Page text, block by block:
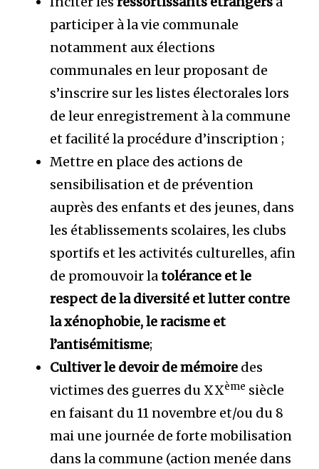
participer à la vie communale
notamment aux élections
communales en leur proposant de
s’inscrire sur les listes électorales lors
de leur enregistrement à la commune
et facilité la procédure d’inscription ;
Mettre en place des actions de
sensibilisation et de prévention
auprès des enfants et des jeunes, dans
les établissements scolaires, les clubs
sportifs et les activités culturelles, afin
de promouvoir latolérance et le
respect de la diversité et lutter contre
la xénophobie, le racisme et
l’antisémitisme;
Cultiver le devoir de mémoire des
victimes des guerres du XXème siècle
en faisant du 11 novembre et/ou du 8
mai une journée de forte mobilisation
dans la commune (action menée dans